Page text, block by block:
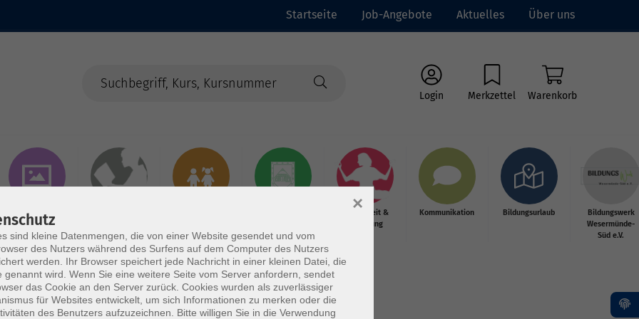
Startseite Job-Angebote Aktuelles Über uns
Login Merkzettel Warenkorb
Kunst &
Kreatives
Gesundheit &
Ernährung
Kommunikation Bildungsurlaub
Bildungswerk
Wesermünde-
Süd e.V.
sind kleine Datenmengen, die von einer Website gesendet und vom
des Nutzers während des Surfens auf dem Computer des Nutzers
werden. Ihr Browser speichert jede Nachricht in einer kleinen Datei, die
genannt wird. Wenn Sie eine weitere Seite vom Server anfordern, sendet
das Cookie an den Server zurück. Cookies wurden als zuverlässiger
für Websites entwickelt, um sich Informationen zu merken oder die
des Benutzers aufzuzeichnen. Bitte willigen Sie in die Verwendung
×